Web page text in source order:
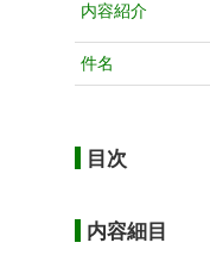
内容紹介
件名
目次
内容細目